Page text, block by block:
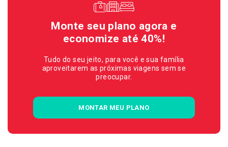
Monte seu plano agora e
economize até 40%!
Tudo do seu jeito, para você e sua família
aproveitarem as próximas viagens sem se
preocupar.
MONTAR MEU PLANO